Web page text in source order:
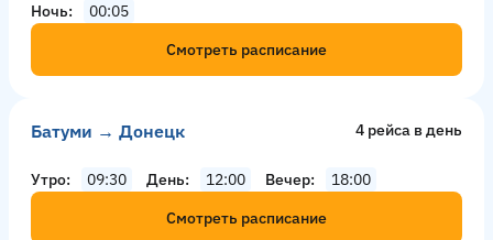
Ночь
00:05
Смотреть расписание
Батуми → Донецк 4 рейсa в день
Утро 09:30 День 12:00 Вечер
18:00
Смотреть расписание